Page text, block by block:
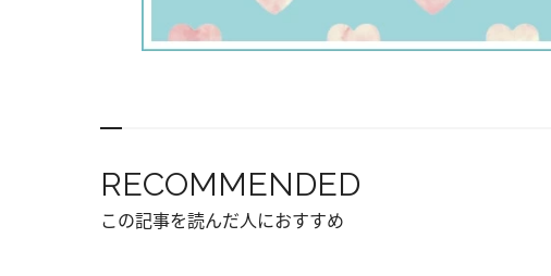
RECOMMENDED
この記事を読んだ人におすすめ